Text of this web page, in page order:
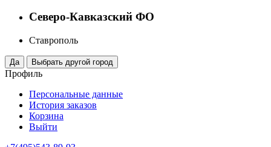
Северо-Кавказский ФО
Ставрополь
Профиль
Персональные данные
История заказов
Корзина
Выйти